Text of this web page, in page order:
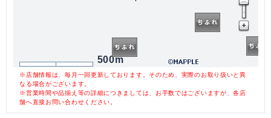
500m
※店舗情報は、毎月一回更新しております。そのため、実際のお取り扱いと異
なる場合がございます。
※営業時間や品揃え等の詳細につきましては、お手数ではございますが、各店
舗へ直接お問い合わせください。